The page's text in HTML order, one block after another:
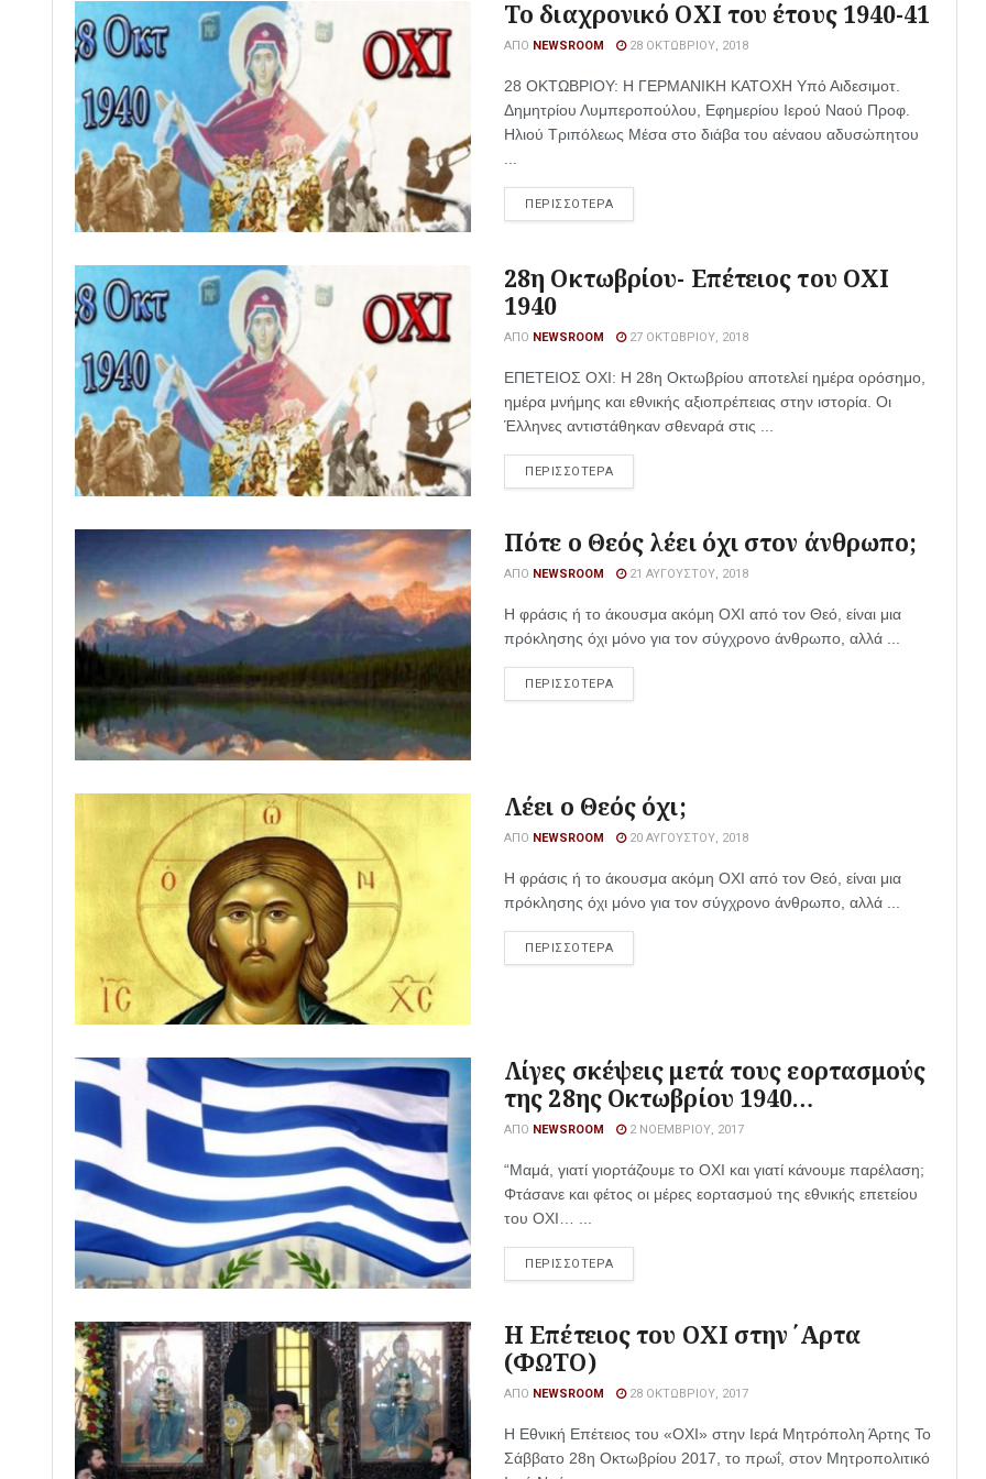
To διαχρονικό ΟΧΙ του έτους 1940-41
ΑΠΌ NEWSROOM 28 ΟΚΤΩΒΡΊΟΥ, 2018
28 ΟΚΤΩΒΡΙΟΥ: Η ΓΕΡΜΑΝΙΚΗ ΚΑΤΟΧΗ Υπό Αιδεσιμοτ.
Δημητρίου Λυμπεροπούλου, Εφημερίου Ιερού Ναού Προφ.
Ηλιού Τριπόλεως Μέσα στο διάβα του αέναου αδυσώπητου
ΠΕΡΙΣΣΟΤΕΡΑ
28η Οκτωβρίου- Επέτειος του ΟΧΙ
1940
ΑΠΌ NEWSROOM 27 ΟΚΤΩΒΡΊΟΥ, 2018
ΕΠΕΤΕΙΟΣ ΟΧΙ: Η 28η Οκτωβρίου αποτελεί ημέρα ορόσημο,
ημέρα μνήμης και εθνικής αξιοπρέπειας στην ιστορία. Οι
Έλληνες αντιστάθηκαν σθεναρά στις ...
ΠΕΡΙΣΣΟΤΕΡΑ
Πότε ο Θεός λέει όχι στον άνθρωπο;
ΑΠΌ NEWSROOM 21 ΑΥΓΟΎΣΤΟΥ, 2018
Η φράσις ή το άκουσμα ακόμη ΟΧΙ από τον Θεό, είναι μια
πρόκλησης όχι μόνο για τον σύγχρονο άνθρωπο, αλλά ...
ΠΕΡΙΣΣΟΤΕΡΑ
Λέει ο Θεός όχι;
ΑΠΌ NEWSROOM 20 ΑΥΓΟΎΣΤΟΥ, 2018
Η φράσις ή το άκουσμα ακόμη ΟΧΙ από τον Θεό, είναι μια
πρόκλησης όχι μόνο για τον σύγχρονο άνθρωπο, αλλά ...
ΠΕΡΙΣΣΟΤΕΡΑ
Λίγες σκέψεις μετά τους εορτασμούς
της 28ης Οκτωβρίου 1940…
ΑΠΌ NEWSROOM 2 ΝΟΕΜΒΡΊΟΥ, 2017
“Μαμά, γιατί γιορτάζουμε το ΟΧΙ και γιατί κάνουμε παρέλαση;
Φτάσανε και φέτος οι μέρες εορτασμού της εθνικής επετείου
του ΟΧΙ… ...
ΠΕΡΙΣΣΟΤΕΡΑ
Η Επέτειος του ΟΧΙ στην ΄Αρτα
(ΦΩΤΟ)
ΑΠΌ NEWSROOM 28 ΟΚΤΩΒΡΊΟΥ, 2017
Η Εθνική Επέτειος του «ΟΧΙ» στην Ιερά Μητρόπολη Άρτης Το
Σάββατο 28η Οκτωβρίου 2017, το πρωΐ, στον Μητροπολιτικό